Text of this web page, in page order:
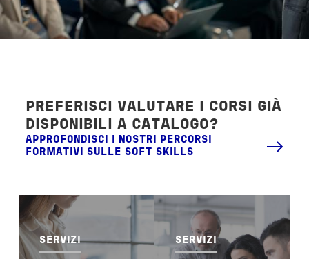
PREFERISCI VALUTARE I CORSI GIÀ
DISPONIBILI A CATALOGO?
APPROFONDISCI I NOSTRI PERCORSI
FORMATIVI SULLE SOFT SKILLS
Image
SERVIZI
Image
SERVIZI